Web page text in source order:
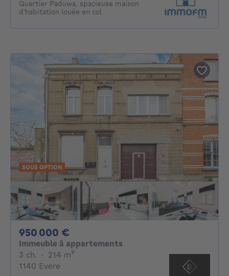
Quartier Paduwa, spacieuse maison
d'habitation louée en col
SOUS OPTION
950 000 €
Immeuble à appartements
3 ch. 3 chambres
· 214 m²
1140 Evere